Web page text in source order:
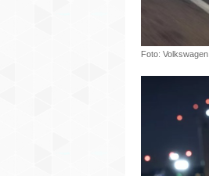
Foto: Volkswagen